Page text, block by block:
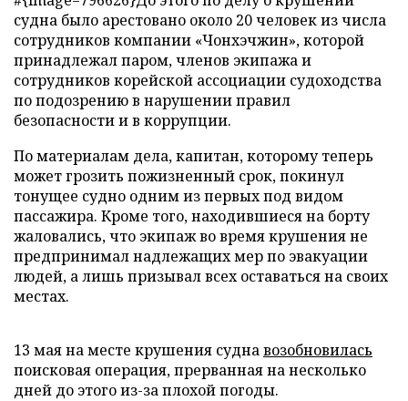
судна было арестовано около 20 человек из числа
сотрудников компании «Чонхэчжин», которой
принадлежал паром, членов экипажа и
сотрудников корейской ассоциации судоходства
по подозрению в нарушении правил
безопасности и в коррупции.
По материалам дела, капитан, которому теперь
может грозить пожизненный срок, покинул
тонущее судно одним из первых под видом
пассажира. Кроме того, находившиеся на борту
жаловались, что экипаж во время крушения не
предпринимал надлежащих мер по эвакуации
людей, а лишь призывал всех оставаться на своих
местах.
13 мая на месте крушения суднавозобновилась
поисковая операция, прерванная на несколько
дней до этого из-за плохой погоды.